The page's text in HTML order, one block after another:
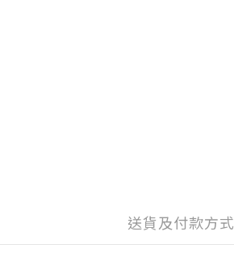
送貨及付款方式